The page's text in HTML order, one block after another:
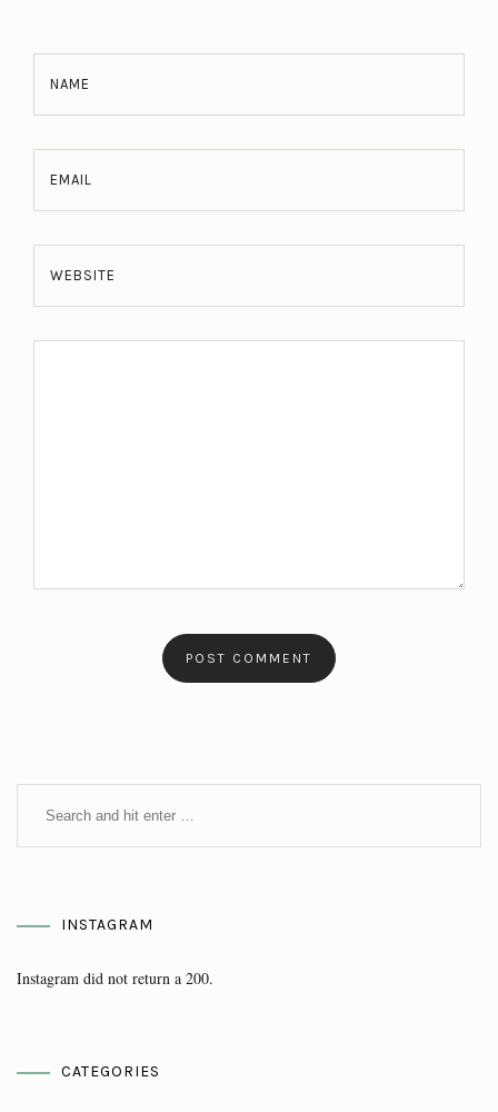
NAME
EMAIL
WEBSITE
INSTAGRAM
Instagram did not return a 200.
CATEGORIES